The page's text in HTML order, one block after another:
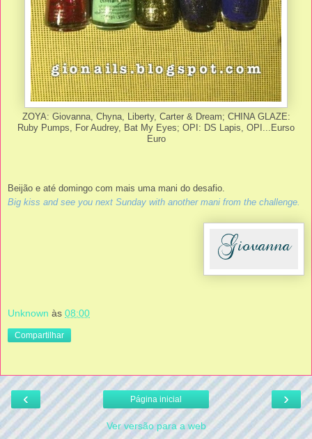
ZOYA: Giovanna, Chyna, Liberty, Carter & Dream; CHINA GLAZE:
Ruby Pumps, For Audrey, Bat My Eyes; OPI: DS Lapis, OPI...Eurso
Euro
Beijão e até domingo com mais uma mani do desafio.
Big kiss and see you next Sunday with another mani from the challenge.
Unknown às 08:00
Compartilhar
‹ ›
Página inicial
Ver versão para a web